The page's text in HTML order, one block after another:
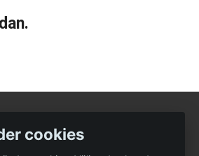
cookies